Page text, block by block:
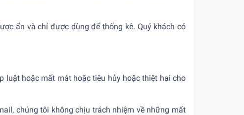
ẩn và chỉ được dùng để thống kê. Quý khách có
luật hoặc mất mát hoặc tiêu hủy hoặc thiệt hại cho
chúng tôi không chịu trách nhiệm về những mất